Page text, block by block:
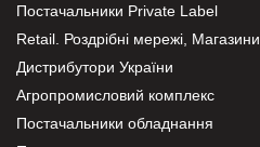
Постачальники Private Label
Retail. Роздрібні мережі, Магазини
Дистрибутори України
Агропромисловий комплекс
Постачальники обладнання